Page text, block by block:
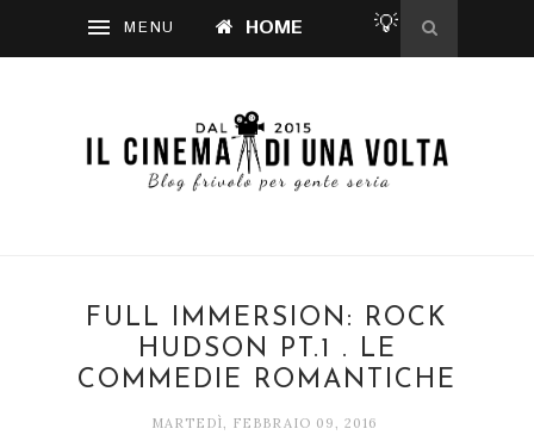
HOME 💡
FULL IMMERSION: ROCK
HUDSON PT.1 . LE
COMMEDIE ROMANTICHE
MARTEDÌ, FEBBRAIO 09, 2016